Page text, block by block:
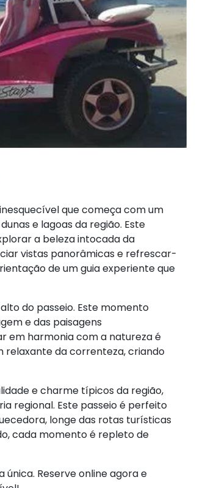
que começa com um
e lagoas da região. Este
a beleza intocada da
vistas panorâmicas e refrescar-
de um guia experiente que
do passeio. Este momento
e das paisagens
em harmonia com a natureza é
relaxante da correnteza, criando
e charme típicos da região,
regional. Este passeio é perfeito
longe das rotas turísticas
cada momento é repleto de
Reserve online agora e